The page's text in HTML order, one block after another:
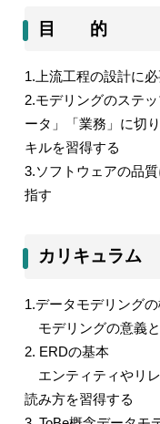
目 的
1. 上流工程の設計に
2.モデリングのステ
ータ」「業務」に切
キルを習得する
3.ソフトウェアの品
指す
カリキュラム
1.データモデリング
モデリングの意義
2. ERDの基本
エンティティやリ
読み方を習得する